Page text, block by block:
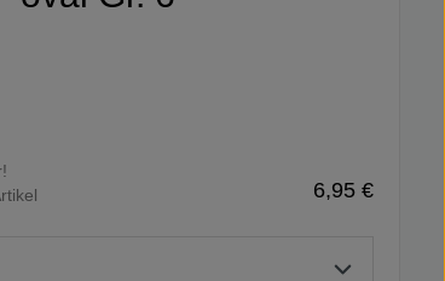
6,95 €